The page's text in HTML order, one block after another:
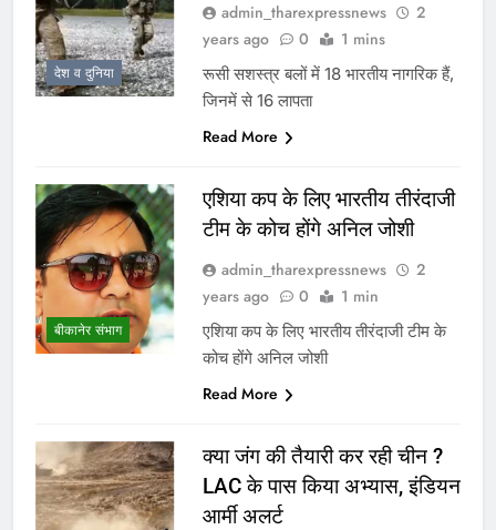
देश व दुनिया
admin_tharexpressnews
2
years ago
0 1 mins
रूसी सशस्त्र बलों में 18 भारतीय नागरिक हैं,
जिनमें से 16 लापता
Read More
बीकानेर संभाग
एशिया कप के लिए भारतीय तीरंदाजी
टीम के कोच होंगे अनिल जोशी
admin_tharexpressnews
2
years ago
0 1 min
एशिया कप के लिए भारतीय तीरंदाजी टीम के
कोच होंगे अनिल जोशी
Read More
क्या जंग की तैयारी कर रही चीन ?
LAC के पास किया अभ्यास, इंडियन
आर्मी अलर्ट